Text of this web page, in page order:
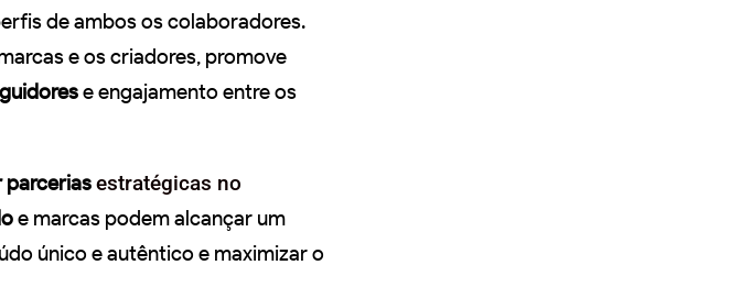
de ambos os colaboradores.
e os criadores, promove
e engajamento entre os
parceriasestratégicas no
e marcas podem alcançar um
único e autêntico e maximizar o